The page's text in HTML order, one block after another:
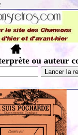
ou auteur